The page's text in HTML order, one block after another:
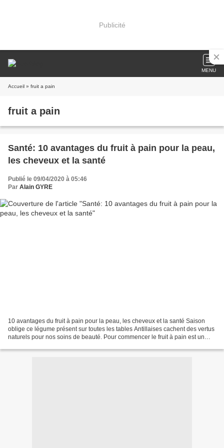
Publicité
MENU
Accueil » fruit a pain
fruit a pain
Santé: 10 avantages du fruit à pain pour la peau,
les cheveux et la santé
Publié le 09/04/2020 à 05:46
Par Alain GYRE
10 avantages du fruit à pain pour la peau, les cheveux et la santé Saison
oblige ce légume présent sur toutes les tables Antillaises cachent des vertus
naturels pour nos soins de beauté. Pour commencer le fruit à pain est un